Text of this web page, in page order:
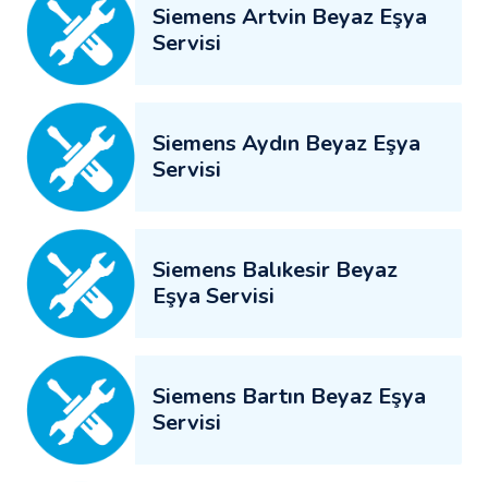
Siemens Artvin Beyaz Eşya
Servisi
Siemens Aydın Beyaz Eşya
Servisi
Siemens Balıkesir Beyaz
Eşya Servisi
Siemens Bartın Beyaz Eşya
Servisi